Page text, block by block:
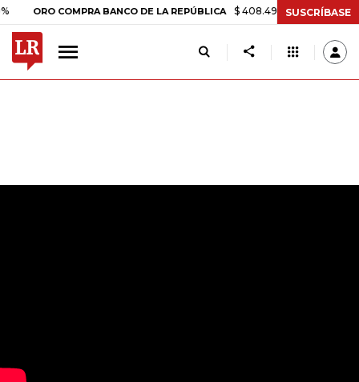
ORO COMPRA BANCO DE LA REPÚBLICA $ 408.498,97 +$ 8.753,81
SUSCRÍBASE